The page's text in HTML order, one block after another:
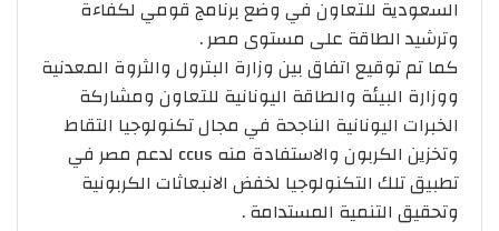
السعودية للتعاون في وضع برنامج قومي لكفاءة
وترشيد الطاقة على مستوى مصر .
كما تم توقيع اتفاق بين وزارة البترول والثروة المعدنية
ووزارة البيئة والطاقة اليونانية للتعاون ومشاركة
الخبرات اليونانية الناجحة في مجال تكنولوجيا التقاط
وتخزين الكربون والاستفادة منه ccus لدعم مصر في
تطبيق تلك التكنولوجيا لخفض الانبعاثات الكربونية
وتحقيق التنمية المستدامة .